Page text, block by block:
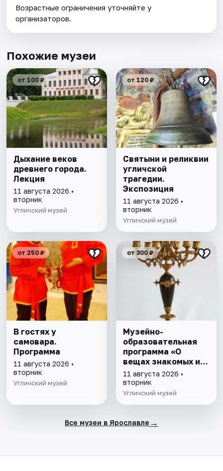
Возрастные ограничения уточняйте у
организаторов.
Похожие музеи
от 100 ₽
Дыхание веков
древнего города.
Лекция
11 августа 2026 •
вторник
Угличский музей
от 120 ₽
Святыни и реликвии
угличской
трагедии.
Экспозиция
11 августа 2026 •
вторник
Угличский музей
от 250 ₽
В гостях у
самовара.
Программа
11 августа 2026 •
вторник
Угличский музей
от 300 ₽
Музейно-
образовательная
программа «О
вещах знакомых и
вещах забытых»
11 августа 2026 •
вторник
Угличский музей
Все музеи в Ярославле →